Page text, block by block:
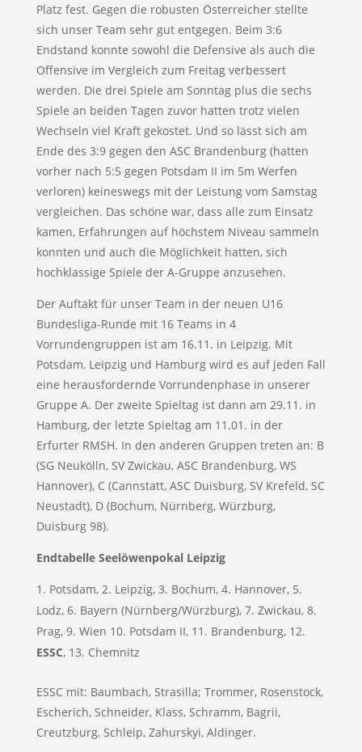
Platz fest. Gegen die robusten Österreicher stellte
sich unser Team sehr gut entgegen. Beim 3:6
Endstand konnte sowohl die Defensive als auch die
Offensive im Vergleich zum Freitag verbessert
werden. Die drei Spiele am Sonntag plus die sechs
Spiele an beiden Tagen zuvor hatten trotz vielen
Wechseln viel Kraft gekostet. Und so lässt sich am
Ende des 3:9 gegen den ASC Brandenburg (hatten
vorher nach 5:5 gegen Potsdam II im 5m Werfen
verloren) keineswegs mit der Leistung vom Samstag
vergleichen. Das schöne war, dass alle zum Einsatz
kamen, Erfahrungen auf höchstem Niveau sammeln
konnten und auch die Möglichkeit hatten, sich
hochklassige Spiele der A-Gruppe anzusehen.
Der Auftakt für unser Team in der neuen U16
Bundesliga-Runde mit 16 Teams in 4
Vorrundengruppen ist am 16.11. in Leipzig. Mit
Potsdam, Leipzig und Hamburg wird es auf jeden Fall
eine herausfordernde Vorrundenphase in unserer
Gruppe A. Der zweite Spieltag ist dann am 29.11. in
Hamburg, der letzte Spieltag am 11.01. in der
Erfurter RMSH. In den anderen Gruppen treten an: B
(SG Neukölln, SV Zwickau, ASC Brandenburg, WS
Hannover), C (Cannstatt, ASC Duisburg, SV Krefeld, SC
Neustadt), D (Bochum, Nürnberg, Würzburg,
Duisburg 98).
Endtabelle Seelöwenpokal Leipzig
Potsdam, 2. Leipzig, 3. Bochum, 4. Hannover, 5.
Lodz, 6. Bayern (Nürnberg/Würzburg), 7. Zwickau, 8.
Prag, 9. Wien 10. Potsdam II, 11. Brandenburg, 12.
ESSC, 13. Chemnitz
ESSC mit: Baumbach, Strasilla; Trommer, Rosenstock,
Escherich, Schneider, Klass, Schramm, Bagrii,
Creutzburg, Schleip, Zahurskyi, Aldinger.